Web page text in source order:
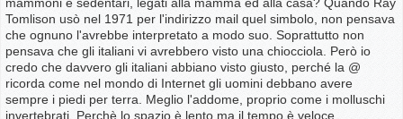
Tomlison usò nel 1971 per l'indirizzo mail quel simbolo, non pensava
che ognuno l'avrebbe interpretato a modo suo. Soprattutto non
pensava che gli italiani vi avrebbero visto una chiocciola. Però io
credo che davvero gli italiani abbiano visto giusto, perché la @
ricorda come nel mondo di Internet gli uomini debbano avere
sempre i piedi per terra. Meglio l'addome, proprio come i molluschi
invertebrati. Perchè lo spazio è lento ma il tempo è veloce,